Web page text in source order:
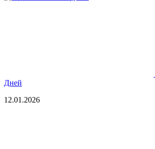
Дней
12.01.2026